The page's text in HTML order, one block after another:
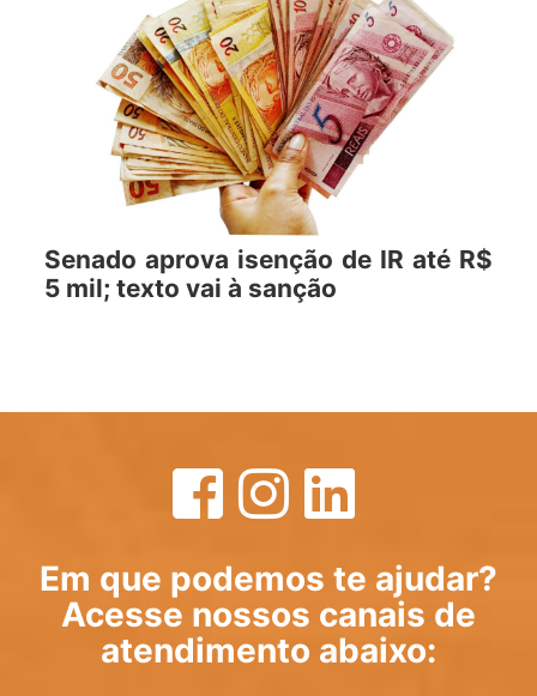
Senado aprova isenção de IR até R$
5 mil; texto vai à sanção
Em que podemos te ajudar?
Acesse nossos canais de
atendimento abaixo: